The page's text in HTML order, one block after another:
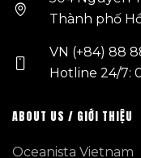
Thành phố
VN (+84) 88
Hotline 24/7:
ABOUT US / GIỚI THIỆU
Oceanista Vietnam